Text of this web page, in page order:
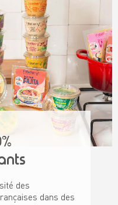
des
dans des